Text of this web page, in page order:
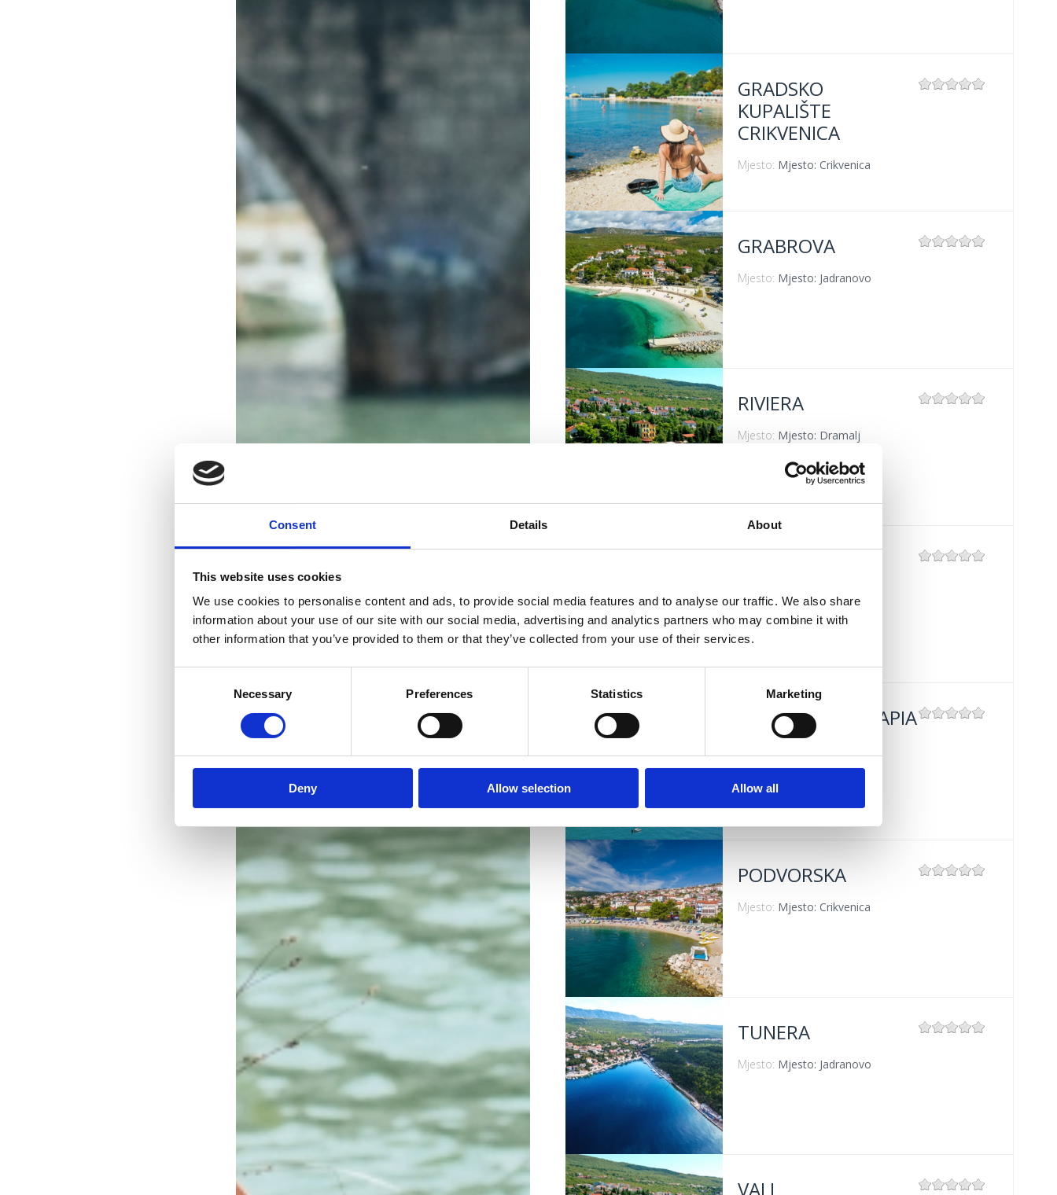
Consent Details About
This website uses cookies
We use cookies to personalise content and ads, to provide social media features and to analyse our traffic. We also share
information about your use of our site with our social media, advertising and analytics partners who may combine it with
other information that you’ve provided to them or that they’ve collected from your use of their services.
Necessary Preferences Statistics Marketing
Deny Allow selection Allow all
GRADSKO
KUPALIŠTE
CRIKVENICA
Mjesto: Mjesto: Crikvenica
VIŠE INFORMACIJA
GRABROVA
Mjesto: Mjesto: Jadranovo
VIŠE INFORMACIJA
RIVIERA
Mjesto: Mjesto: Dramalj
VIŠE INFORMACIJA
VIŠE INFORMACIJA
THALASSOTHERAPIA
VIŠE INFORMACIJA
PODVORSKA
Mjesto: Mjesto: Crikvenica
VIŠE INFORMACIJA
TUNERA
Mjesto: Mjesto: Jadranovo
VALI